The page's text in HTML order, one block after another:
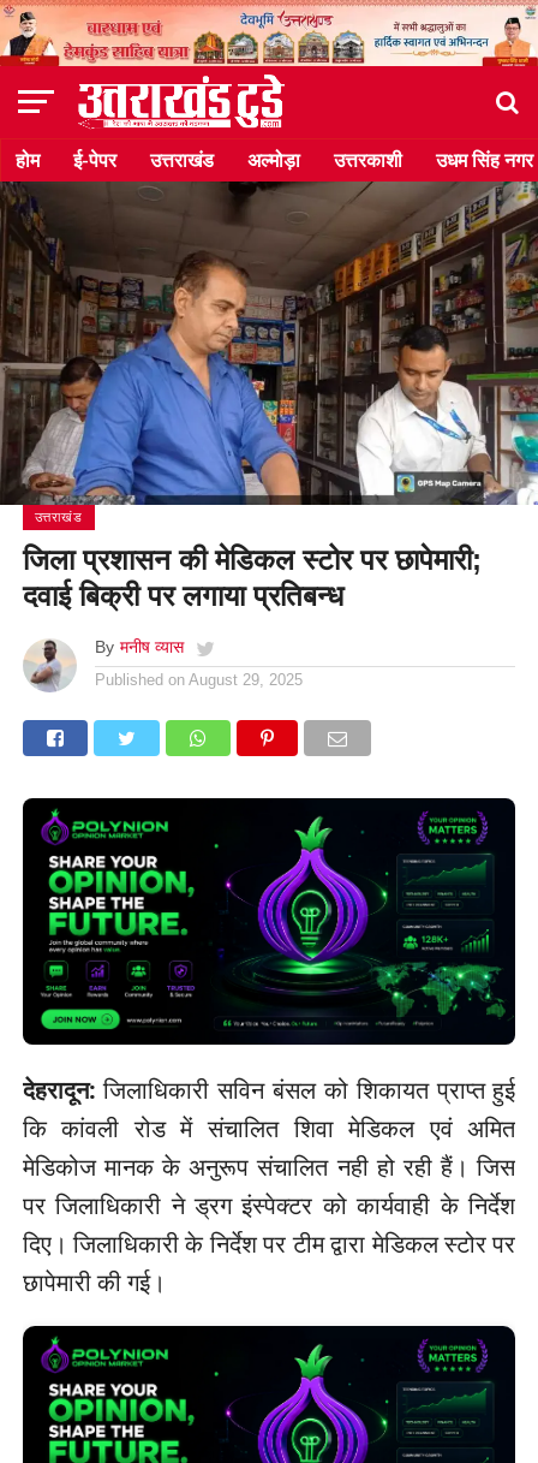
होम ई-पेपर उत्तराखंड अल्मोड़ा उत्तरकाशी उधम सिंह नगर
उत्तराखंड
जिला प्रशासन की मेडिकल स्टोर पर छापेमारी;
दवाई बिक्री पर लगाया प्रतिबन्ध
By मनीष व्यास
Published on August 29, 2025
देहरादून: जिलाधिकारी सविन बंसल को शिकायत प्राप्त हुई
कि कांवली रोड में संचालित शिवा मेडिकल एवं अमित
मेडिकोज मानक के अनुरूप संचालित नही हो रही हैं। जिस
पर जिलाधिकारी ने ड्रग इंस्पेक्टर को कार्यवाही के निर्देश
दिए। जिलाधिकारी के निर्देश पर टीम द्वारा मेडिकल स्टोर पर
छापेमारी की गई।